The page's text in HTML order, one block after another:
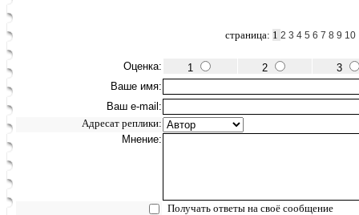
страница: 1 2 3 4 5 6 7 8 9 10
Оценка: 1 2
3
Ваше имя:
Ваш e-mail:
Адресат реплики:
Мнение:
Получать ответы на своё сообщение